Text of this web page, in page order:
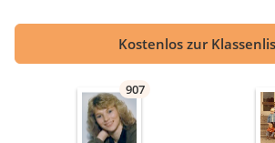
Kostenlos zur
907